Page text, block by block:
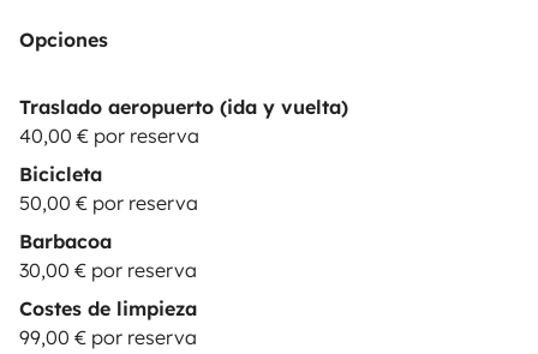
Opciones
Traslado aeropuerto (ida y vuelta)
40,00 € por reserva
Bicicleta
50,00 € por reserva
Barbacoa
30,00 € por reserva
Costes de limpieza
99,00 € por reserva